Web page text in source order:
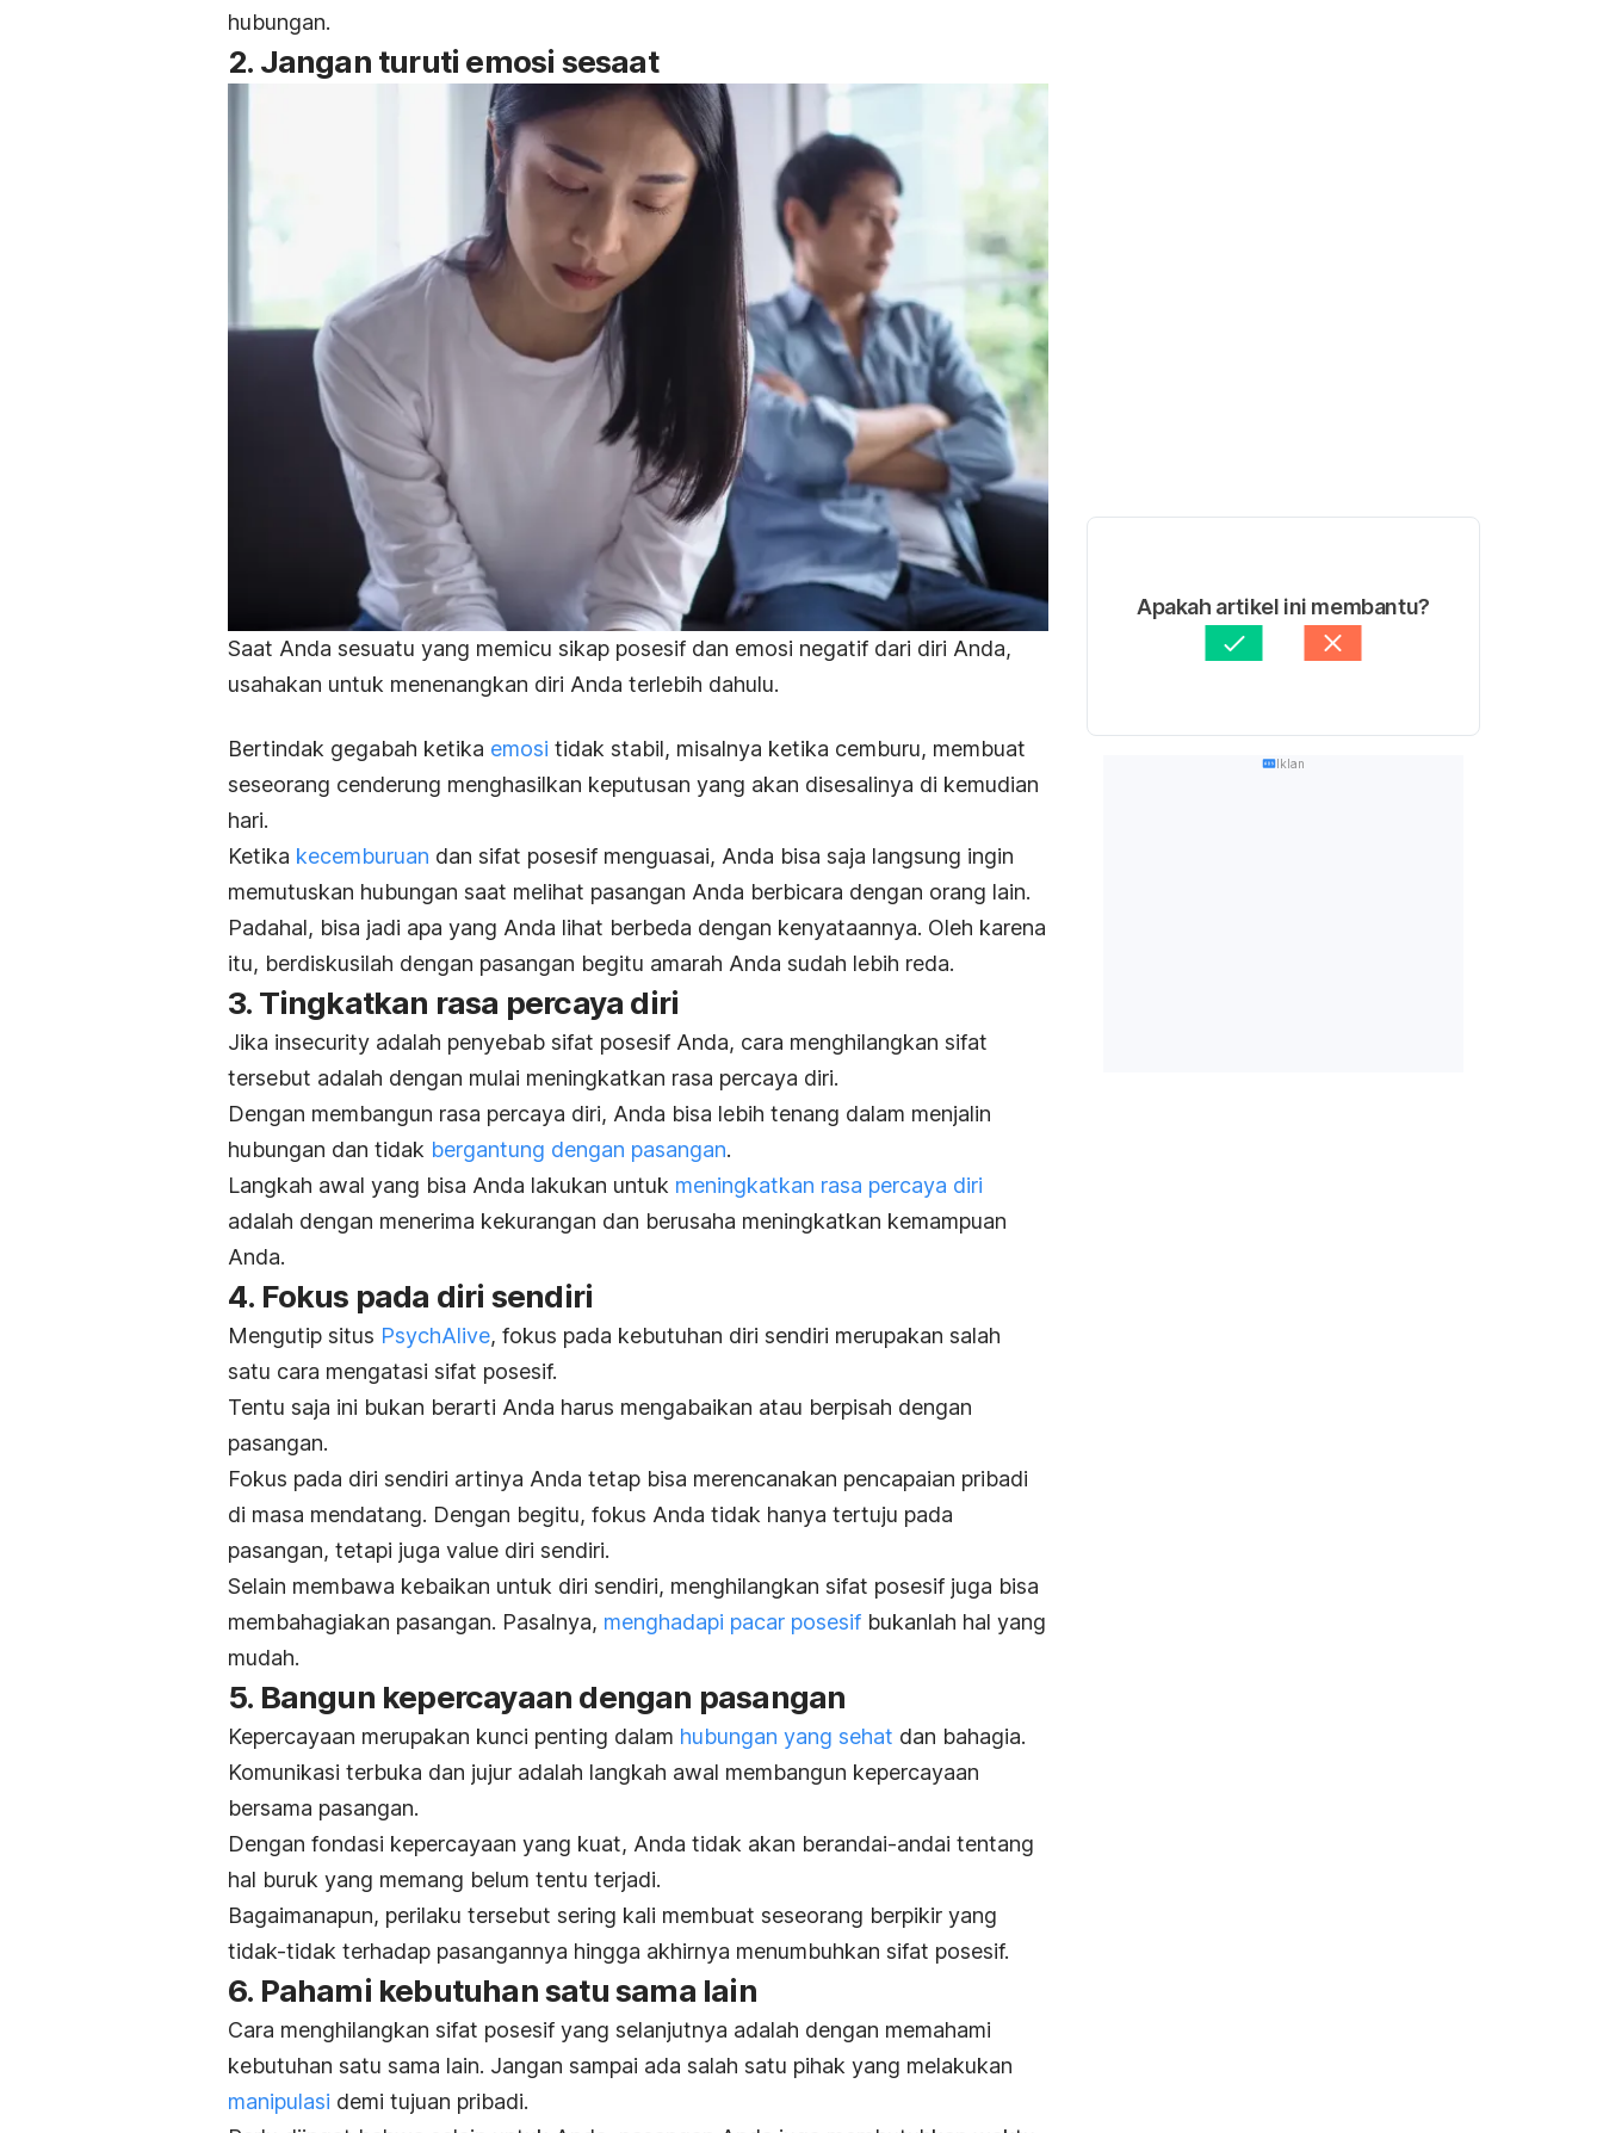
hubungan.
2. Jangan turuti emosi sesaat
Saat Anda sesuatu yang memicu sikap posesif dan emosi negatif dari diri Anda,
usahakan untuk menenangkan diri Anda terlebih dahulu.
Bertindak gegabah ketika emosi tidak stabil, misalnya ketika cemburu, membuat
seseorang cenderung menghasilkan keputusan yang akan disesalinya di kemudian
hari.
Ketika kecemburuan dan sifat posesif menguasai, Anda bisa saja langsung ingin
memutuskan hubungan saat melihat pasangan Anda berbicara dengan orang lain.
Padahal, bisa jadi apa yang Anda lihat berbeda dengan kenyataannya. Oleh karena
itu, berdiskusilah dengan pasangan begitu amarah Anda sudah lebih reda.
3. Tingkatkan rasa percaya diri
Jika insecurity adalah penyebab sifat posesif Anda, cara menghilangkan sifat
tersebut adalah dengan mulai meningkatkan rasa percaya diri.
Dengan membangun rasa percaya diri, Anda bisa lebih tenang dalam menjalin
hubungan dan tidak bergantung dengan pasangan.
Langkah awal yang bisa Anda lakukan untuk meningkatkan rasa percaya diri
adalah dengan menerima kekurangan dan berusaha meningkatkan kemampuan
Anda.
4. Fokus pada diri sendiri
Mengutip situs PsychAlive, fokus pada kebutuhan diri sendiri merupakan salah
satu cara mengatasi sifat posesif.
Tentu saja ini bukan berarti Anda harus mengabaikan atau berpisah dengan
pasangan.
Fokus pada diri sendiri artinya Anda tetap bisa merencanakan pencapaian pribadi
di masa mendatang. Dengan begitu, fokus Anda tidak hanya tertuju pada
pasangan, tetapi juga value diri sendiri.
Selain membawa kebaikan untuk diri sendiri, menghilangkan sifat posesif juga bisa
membahagiakan pasangan. Pasalnya, menghadapi pacar posesif bukanlah hal yang
mudah.
5. Bangun kepercayaan dengan pasangan
Kepercayaan merupakan kunci penting dalam hubungan yang sehat dan bahagia.
Komunikasi terbuka dan jujur adalah langkah awal membangun kepercayaan
bersama pasangan.
Dengan fondasi kepercayaan yang kuat, Anda tidak akan berandai-andai tentang
hal buruk yang memang belum tentu terjadi.
Bagaimanapun, perilaku tersebut sering kali membuat seseorang berpikir yang
tidak-tidak terhadap pasangannya hingga akhirnya menumbuhkan sifat posesif.
6. Pahami kebutuhan satu sama lain
Cara menghilangkan sifat posesif yang selanjutnya adalah dengan memahami
kebutuhan satu sama lain. Jangan sampai ada salah satu pihak yang melakukan
manipulasi demi tujuan pribadi.
Apakah artikel ini membantu?
Iklan